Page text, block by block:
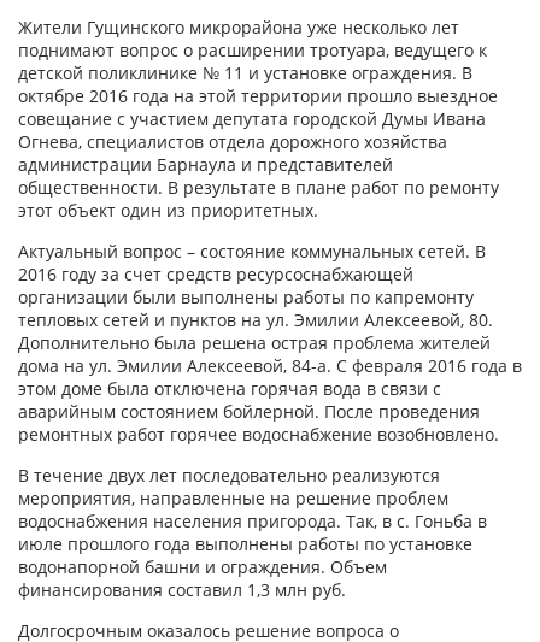
Жители Гущинского микрорайона уже несколько лет
поднимают вопрос о расширении тротуара, ведущего к
детской поликлинике № 11 и установке ограждения. В
октябре 2016 года на этой территории прошло выездное
совещание с участием депутата городской Думы Ивана
Огнева, специалистов отдела дорожного хозяйства
администрации Барнаула и представителей
общественности. В результате в плане работ по ремонту
этот объект один из приоритетных.
Актуальный вопрос – состояние коммунальных сетей. В
2016 году за счет средств ресурсоснабжающей
организации были выполнены работы по капремонту
тепловых сетей и пунктов на ул. Эмилии Алексеевой, 80.
Дополнительно была решена острая проблема жителей
дома на ул. Эмилии Алексеевой, 84-а. С февраля 2016 года в
этом доме была отключена горячая вода в связи с
аварийным состоянием бойлерной. После проведения
ремонтных работ горячее водоснабжение возобновлено.
В течение двух лет последовательно реализуются
мероприятия, направленные на решение проблем
водоснабжения населения пригорода. Так, в с. Гоньба в
июле прошлого года выполнены работы по установке
водонапорной башни и ограждения. Объем
финансирования составил 1,3 млн руб.
Долгосрочным оказалось решение вопроса о